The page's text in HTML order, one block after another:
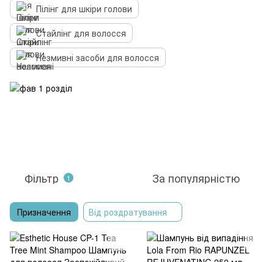
Пілінг для шкіри голови
Стайлінг для волосся
Незмивні засоби для волосся
Фільтр 1 За популярністю
Призначення Від роздратування